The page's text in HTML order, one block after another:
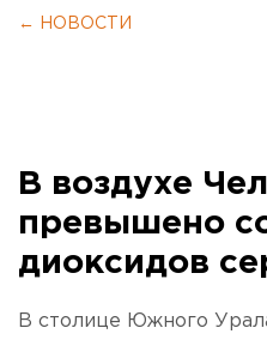
← НОВОСТИ
В воздухе
превышено
диоксидов
В столице Южного